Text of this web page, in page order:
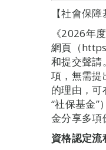
【社會保
《2026年
網頁（
和提交聲請
項，無需提
的理由，
“社保基金
金分享多項
資格認定流